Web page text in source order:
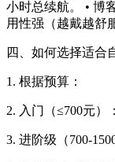
小时总续航。 • 博
用性强（越戴越舒
四、如何选择适合
1. 根据预算：
2. 入门（≤700元）
3. 进阶级（700-